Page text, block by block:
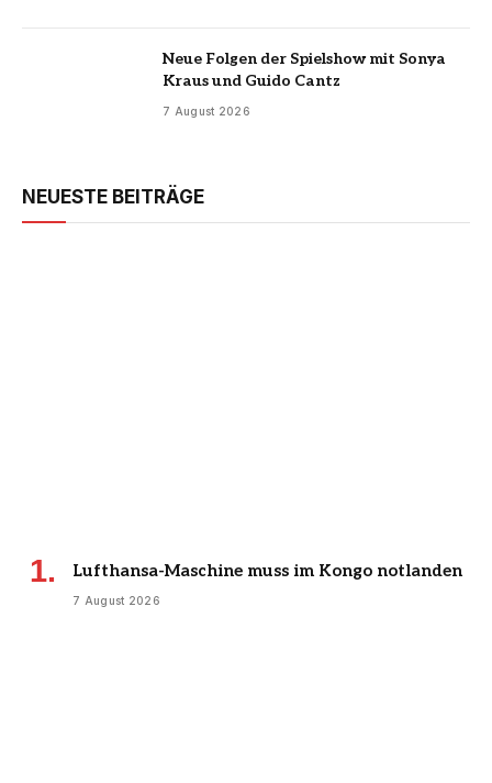
Neue Folgen der Spielshow mit Sonya
Kraus und Guido Cantz
7 August 2026
NEUESTE BEITRÄGE
Lufthansa-Maschine muss im Kongo notlanden
7 August 2026